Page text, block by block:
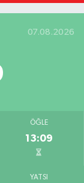
07.08.2026
ÖĞLE
13:09
YATSI